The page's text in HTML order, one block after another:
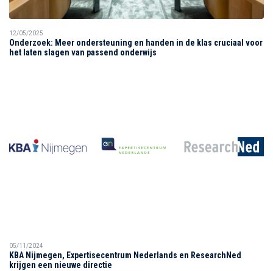
12/05/2025
Onderzoek: Meer ondersteuning en handen in de klas cruciaal voor
het laten slagen van passend onderwijs
05/11/2024
KBA Nijmegen, Expertisecentrum Nederlands en ResearchNed
krijgen een nieuwe directie